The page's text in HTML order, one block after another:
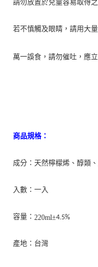
請勿放置於兒童容易取得
若不慎觸及眼睛，請用大
萬一誤食，請勿催吐， 應
商品規格：
成分：天然檸檬烯、醇類
入數：一入
容量： 220ml±4.5%
產地：台灣